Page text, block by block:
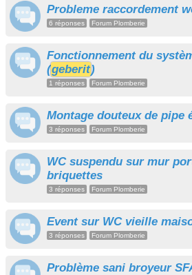
Probleme raccordement
6 réponses Forum Plomberie
Fonctionnement du
(geberit)
1 réponses Forum Plomberie
Montage douteux de pipe
3 réponses Forum Plomberie
WC suspendu sur mur
briquettes
3 réponses Forum Plomberie
Event sur WC vieille
3 réponses Forum Plomberie
Problème sani broyeur